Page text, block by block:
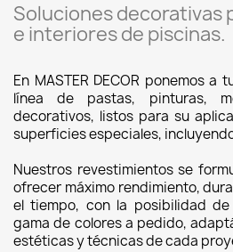
Soluciones decorativas
e interiores de piscinas.
En MASTER DECOR ponemos a
línea de pastas, pinturas,
decorativos, listos para su
superficies especiales,
Nuestros revestimientos se
ofrecer máximo rendimiento,
el tiempo, con la posibilidad de
gama de colores a pedido,
estéticas y técnicas de cada